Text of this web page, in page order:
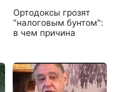
Ортодоксы грозят
"налоговым бунтом":
в чем причина